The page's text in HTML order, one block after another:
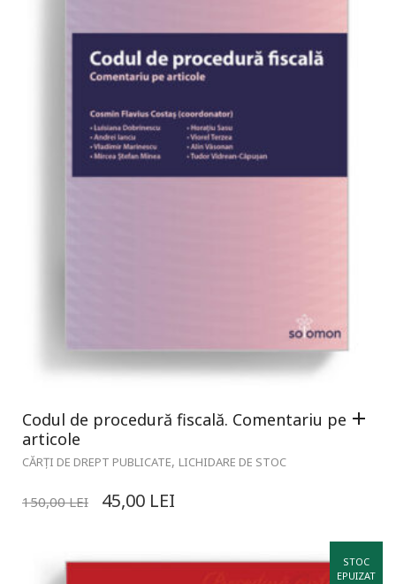
Codul de procedură fiscală. Comentariu pe
articole
CĂRȚI DE DREPT PUBLICATE, LICHIDARE DE STOC
150,00LEI 45,00 LEI
STOC
EPUIZAT